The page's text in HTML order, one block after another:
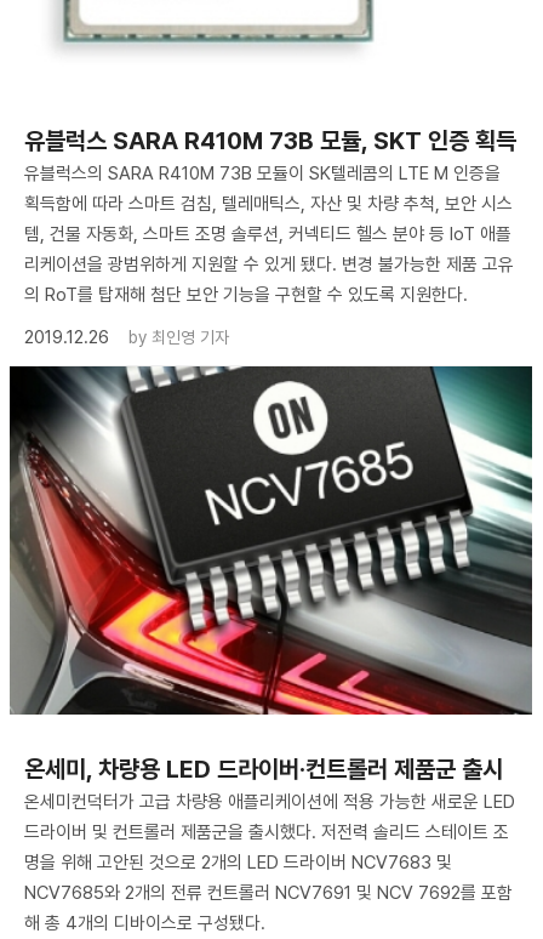
유블럭스 SARA R410M 73B 모듈, SKT 인증 획득
유블럭스의 SARA R410M 73B 모듈이 SK텔레콤의 LTE M 인증을
획득함에 따라 스마트 검침, 텔레매틱스, 자산 및 차량 추척, 보안 시스
템, 건물 자동화, 스마트 조명 솔루션, 커넥티드 헬스 분야 등 IoT 애플
리케이션을 광범위하게 지원할 수 있게 됐다. 변경 불가능한 제품 고유
의 RoT를 탑재해 첨단 보안 기능을 구현할 수 있도록 지원한다.
2019.12.26
by 최인영 기자
온세미, 차량용 LED 드라이버·컨트롤러 제품군 출시
온세미컨덕터가 고급 차량용 애플리케이션에 적용 가능한 새로운 LED
드라이버 및 컨트롤러 제품군을 출시했다. 저전력 솔리드 스테이트 조
명을 위해 고안된 것으로 2개의 LED 드라이버 NCV7683 및
NCV7685와 2개의 전류 컨트롤러 NCV7691 및 NCV 7692를 포함
해 총 4개의 디바이스로 구성됐다.